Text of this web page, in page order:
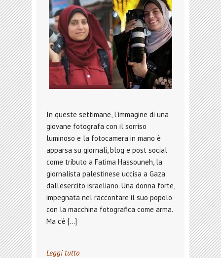
In queste settimane, l’immagine di una
giovane fotografa con il sorriso
luminoso e la fotocamera in mano è
apparsa su giornali, blog e post social
come tributo a Fatima Hassouneh, la
giornalista palestinese uccisa a Gaza
dall’esercito israeliano. Una donna forte,
impegnata nel raccontare il suo popolo
con la macchina fotografica come arma.
Ma c’è […]
Leggi tutto